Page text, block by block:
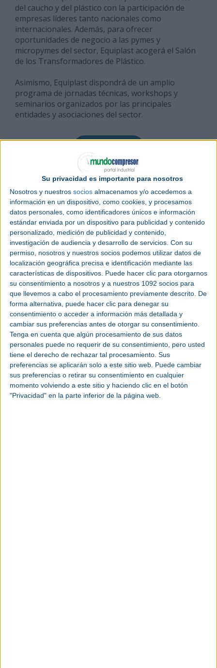
Su privacidad es importante para nosotros
Nosotros y nuestros socios almacenamos y/o accedemos a
información en un dispositivo, como cookies, y procesamos
datos personales, como identificadores únicos e información
estándar enviada por un dispositivo para publicidad y contenido
personalizado, medición de publicidad y contenido,
investigación de audiencia y desarrollo de servicios. Con su
permiso, nosotros y nuestros socios podemos utilizar datos de
localización geográfica precisa e identificación mediante las
características de dispositivos. Puede hacer clic para otorgarnos
su consentimiento a nosotros y a nuestros 1092 socios para
que llevemos a cabo el procesamiento previamente descrito. De
forma alternativa, puede hacer clic para denegar su
consentimiento o acceder a información más detallada y
cambiar sus preferencias antes de otorgar su consentimiento.
Tenga en cuenta que algún procesamiento de sus datos
personales puede no requerir de su consentimiento, pero usted
tiene el derecho de rechazar tal procesamiento. Sus
preferencias se aplicarán solo a este sitio web. Puede cambiar
sus preferencias o retirar su consentimiento en cualquier
momento volviendo a este sitio y haciendo clic en el botón
"Privacidad" en la parte inferior de la página web.
del caucho y del plástico con la participación de
empresas líderes tanto nacionales como
internacionales. Además, para ofrecer
oportunidades de negocio a las pymes y
micropymes del sector, Equiplast acogerá el Salón
de los Transformadores de Plástico.
Asimismo, Equiplast dispondrá de un amplio
programa de jornadas técnicas, workshops y
seminarios organizados por las principales
entidades y asociaciones del sector.
DESCUENTOS 2026